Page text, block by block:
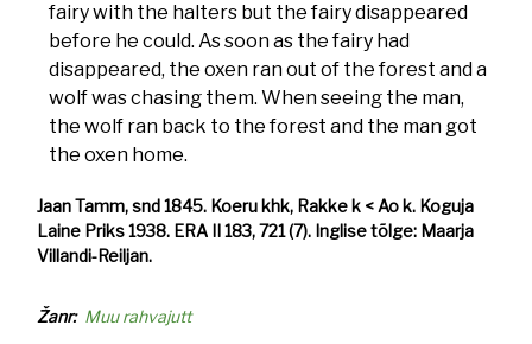
fairy with the halters but the fairy disappeared
before he could. As soon as the fairy had
disappeared, the oxen ran out of the forest and a
wolf was chasing them. When seeing the man,
the wolf ran back to the forest and the man got
the oxen home.
Jaan Tamm, snd 1845. Koeru khk, Rakke k < Ao k. Koguja
Laine Priks 1938. ERA II 183, 721 (7). Inglise tõlge: Maarja
Villandi-Reiljan.
Žanr Muu rahvajutt